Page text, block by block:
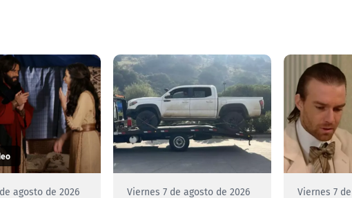
agosto de 2026 Viernes 7 de agosto de 2026 Viernes 7